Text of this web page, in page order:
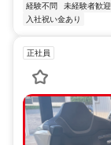
経験不問
未経験者歓迎
入社祝い金あり
正社員